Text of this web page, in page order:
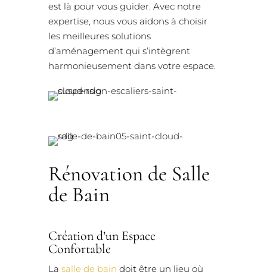
est là pour vous guider. Avec notre
expertise, nous vous aidons à choisir
les meilleures solutions
d’aménagement qui s’intègrent
harmonieusement dans votre espace.
Rénovation de Salle
de Bain
Création d’un Espace
Confortable
La salle de bain doit être un lieu où